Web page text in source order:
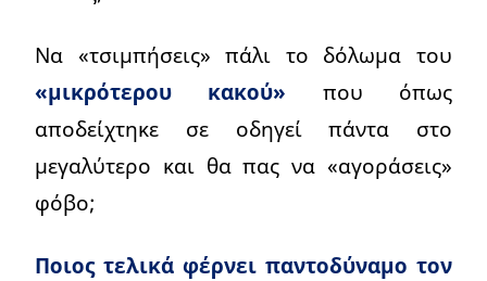
Να «τσιμπήσεις» πάλι το δόλωμα του
«μικρότερου κακού» που όπως
αποδείχτηκε σε οδηγεί πάντα στο
μεγαλύτερο και θα πας να «αγοράσεις»
φόβο;
Ποιος τελικά φέρνει παντοδύναμο τον